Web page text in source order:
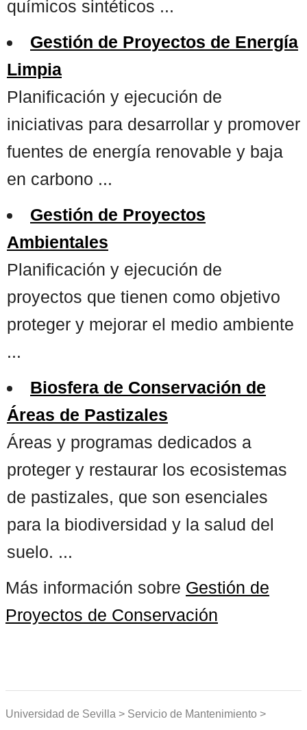
químicos sintéticos ...
Gestión de Proyectos de Energía
Limpia
Planificación y ejecución de
iniciativas para desarrollar y promover
fuentes de energía renovable y baja
en carbono ...
Gestión de Proyectos
Ambientales
Planificación y ejecución de
proyectos que tienen como objetivo
proteger y mejorar el medio ambiente
...
Biosfera de Conservación de
Áreas de Pastizales
Áreas y programas dedicados a
proteger y restaurar los ecosistemas
de pastizales, que son esenciales
para la biodiversidad y la salud del
suelo. ...
Más información sobre Gestión de
Proyectos de Conservación
Universidad de Sevilla > Servicio de Mantenimiento >